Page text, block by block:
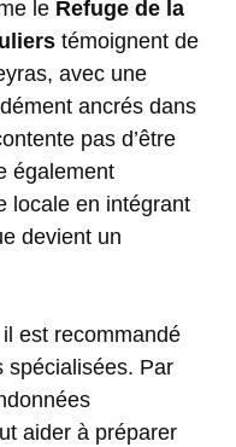
le Refuge de la
témoignent de
avec une
ancrés dans
pas d’être
également
locale en intégrant
devient un
est recommandé
spécialisées. Par
aider à préparer